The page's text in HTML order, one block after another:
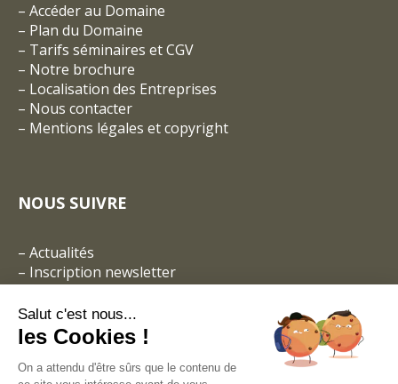
– Accéder au Domaine
– Plan du Domaine
– Tarifs séminaires et CGV
– Notre brochure
– Localisation des Entreprises
– Nous contacter
– Mentions légales et copyright
NOUS SUIVRE
– Actualités
– Inscription newsletter
Salut c'est nous...
les Cookies !
On a attendu d'être sûrs que le contenu de